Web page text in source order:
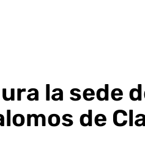
la sede
de